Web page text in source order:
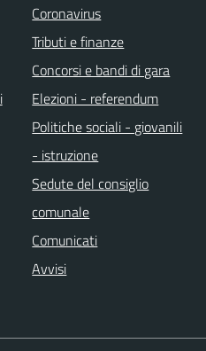
Coronavirus
Tributi e finanze
Concorsi e bandi di gara
Elezioni - referendum
Politiche sociali - giovanili
- istruzione
Sedute del consiglio
comunale
Comunicati
Avvisi